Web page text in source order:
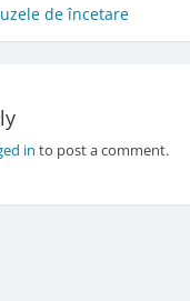
de încetare
in to post a comment.